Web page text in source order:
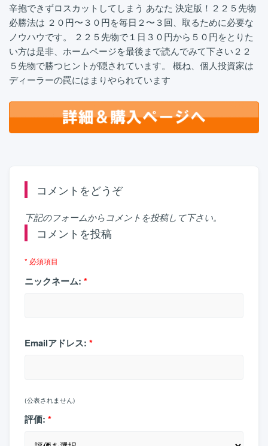
辛抱できずロスカットしてしまう あなた 決定版！２２５先物
必勝法は ２０円〜３０円を毎日２〜３回、取るために必要な
ノウハウです。 ２２５先物で１日３０円から５０円をとりた
い方は是非、ホームページを最後まで読んでみて下さい２２
５先物で勝つヒントが隠されています。 概ね、個人投資家は
ディーラーの罠にはまりやられています
コメントをどうぞ
下記のフォームからコメントを投稿して下さい。
コメントを投稿
* 必須項目
ニックネーム: *
Emailアドレス: *
(公表されません)
評価: *